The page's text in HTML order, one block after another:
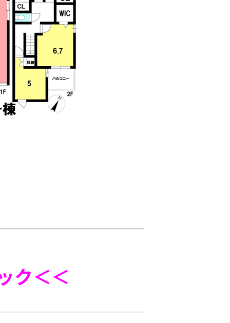
ク＜＜